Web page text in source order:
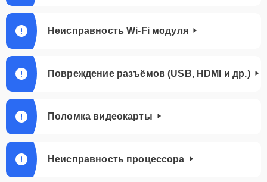
Неисправность Wi-Fi модуля
Повреждение разъёмов (USB, HDMI и др.)
Поломка видеокарты
Неисправность процессора